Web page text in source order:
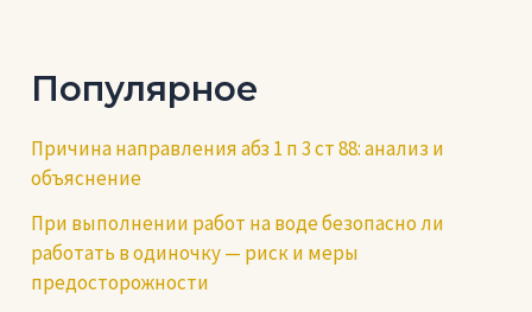
Популярное
Причина направления абз 1 п 3 ст 88: анализ и
объяснение
При выполнении работ на воде безопасно ли
работать в одиночку — риск и меры
предосторожности